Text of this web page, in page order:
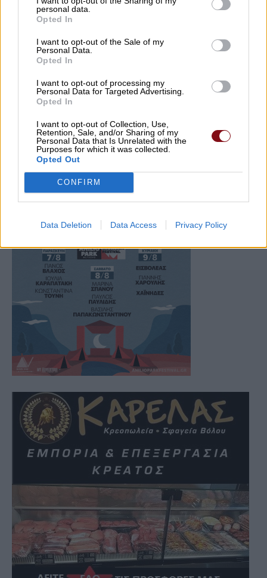
personal data.
Opted In
I want to opt-out of the Sale of my
Personal Data.
Opted In
I want to opt-out of processing my
Personal Data for Targeted Advertising.
Opted In
I want to opt-out of Collection, Use,
Retention, Sale, and/or Sharing of my
Personal Data that Is Unrelated with the
Purposes for which it was collected.
Opted Out
CONFIRM
Data Deletion Data Access Privacy Policy